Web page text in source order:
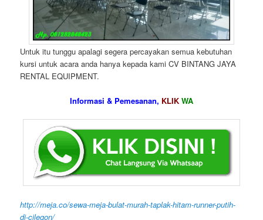
Untuk itu tunggu apalagi segera percayakan semua kebutuhan
kursi untuk acara anda hanya kepada kami CV BINTANG JAYA
RENTAL EQUIPMENT.
Informasi & Pemesanan, KLIK WA
http://meja.co/sewa-meja-bulat-murah-taplak-hitam-runner-putih-
di-cilegon/